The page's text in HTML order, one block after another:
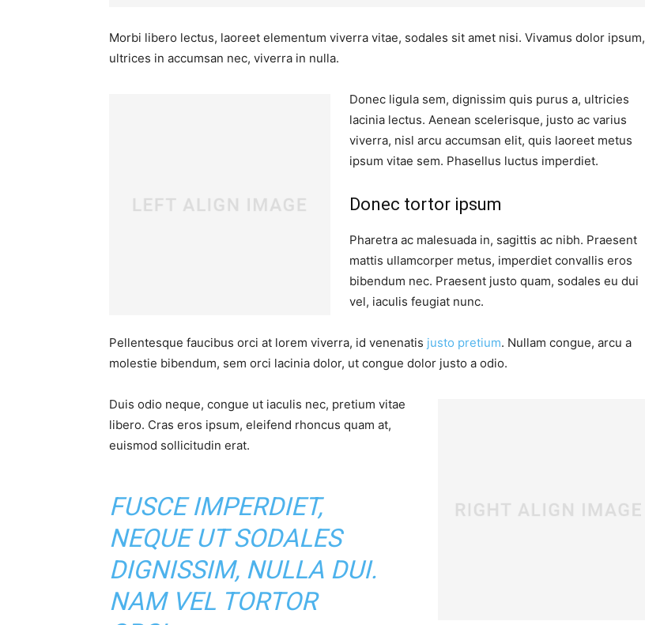
Morbi libero lectus, laoreet elementum viverra vitae, sodales sit amet nisi. Vivamus dolor ipsum,
ultrices in accumsan nec, viverra in nulla.
Donec ligula sem, dignissim quis purus a, ultricies
lacinia lectus. Aenean scelerisque, justo ac varius
viverra, nisl arcu accumsan elit, quis laoreet metus
ipsum vitae sem. Phasellus luctus imperdiet.
Donec tortor ipsum
Pharetra ac malesuada in, sagittis ac nibh. Praesent
mattis ullamcorper metus, imperdiet convallis eros
bibendum nec. Praesent justo quam, sodales eu dui
vel, iaculis feugiat nunc.
Pellentesque faucibus orci at lorem viverra, id venenatis justo pretium. Nullam congue, arcu a
molestie bibendum, sem orci lacinia dolor, ut congue dolor justo a odio.
Duis odio neque, congue ut iaculis nec, pretium vitae
libero. Cras eros ipsum, eleifend rhoncus quam at,
euismod sollicitudin erat.
FUSCE IMPERDIET,
NEQUE UT SODALES
DIGNISSIM, NULLA DUI.
NAM VEL TORTOR